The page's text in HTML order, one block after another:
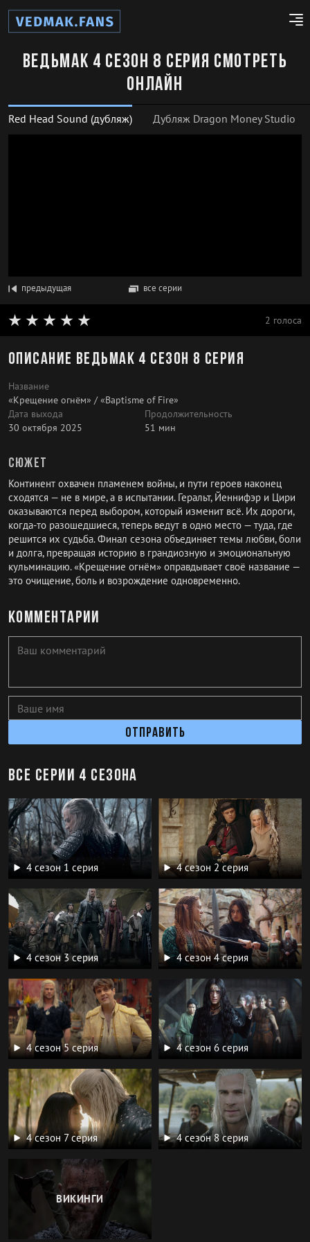
Ведьмак 4 сезон 8 серия смотреть
онлайн
Red Head Sound (дубляж) Дубляж Dragon Money Studio
предыдущая все серии
2 голоса
Описание Ведьмак 4 сезон 8 серия
Название
«Крещение огнём» / «Baptisme of Fire»
Дата выхода
30 октября 2025
Продолжительность
51 мин
Сюжет
Континент охвачен пламенем войны, и пути героев наконец
сходятся — не в мире, а в испытании. Геральт, Йеннифэр и Цири
оказываются перед выбором, который изменит всё. Их дороги,
когда-то разошедшиеся, теперь ведут в одно место — туда, где
решится их судьба. Финал сезона объединяет темы любви, боли
и долга, превращая историю в грандиозную и эмоциональную
кульминацию. «Крещение огнём» оправдывает своё название —
это очищение, боль и возрождение одновременно.
Комментарии
Отправить
Все серии 4 сезона
4 сезон 1 серия 4 сезон 2 серия
4 сезон 3 серия 4 сезон 4 серия
4 сезон 5 серия 4 сезон 6 серия
4 сезон 7 серия 4 сезон 8 серия
ВИКИНГИ